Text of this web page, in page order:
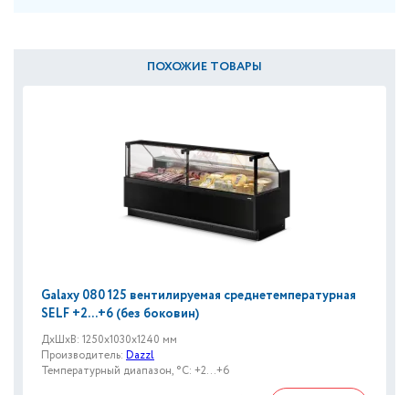
ПОХОЖИЕ ТОВАРЫ
Galaxy 080 125 вентилируемая среднетемпературная
SELF +2...+6 (без боковин)
ДxШxВ: 1250x1030x1240 мм
Производитель: Dazzl
Температурный диапазон, °C: +2...+6